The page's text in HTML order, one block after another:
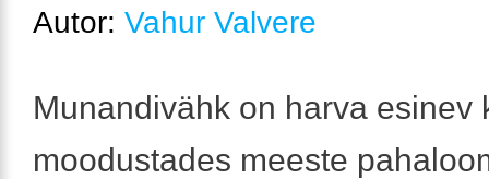
Autor: Vahur Valvere
Munandivähk on harva esinev
moodustades meeste